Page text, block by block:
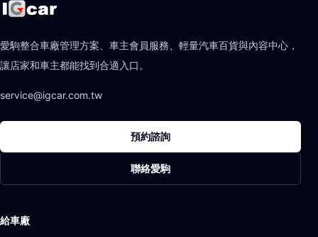
愛駒整合車廠管理方案、車主會員服務、輕量汽車百貨與內容中心，
讓店家和車主都能找到合適入口。
service@igcar.com.tw
預約諮詢
聯絡愛駒
給車廠